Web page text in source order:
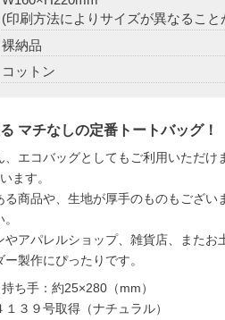
(印刷方法によりサイズが異なること
裸納品
コットン
マチなしの定番トートバッグ！
エコバッグとしてもご利用いただけ
ます。
る商品や、生地が厚手のものもござい
アパレルショップ、雑貨店、またお
製作にぴったりです。
ち手：約25×280（mm）
３９号取得（ナチュラル）